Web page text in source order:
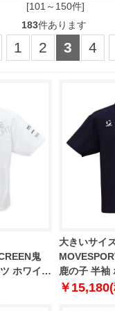
[101～150件]
183件あります
1 2 3 4
鬼
ホワイト
6L
大きいサイ
鹿の子 半袖
1278-5231-
￥